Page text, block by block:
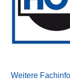
Weitere